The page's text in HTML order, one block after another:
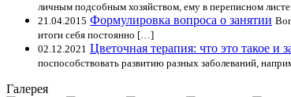
личным подсобным хозяйством, ему в переписном
21.04.2015 Формулировка вопроса о занятии
итоги себя постоянно […]
02.12.2021 Цветочная терапия: что это такое и
поспособствовать развитию разных заболеваний,
Галерея